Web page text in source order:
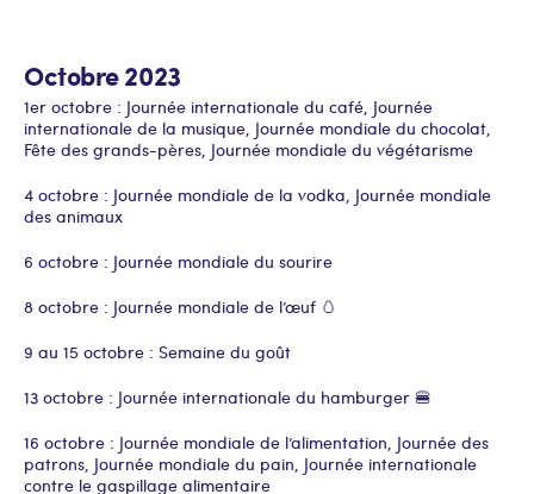
Octobre 2023
1er octobre : Journée internationale du café, Journée
internationale de la musique, Journée mondiale du chocolat,
Fête des grands-pères, Journée mondiale du végétarisme
4 octobre : Journée mondiale de la vodka, Journée mondiale
des animaux
6 octobre : Journée mondiale du sourire
8 octobre : Journée mondiale de l’œuf 🥚
9 au 15 octobre : Semaine du goût
13 octobre : Journée internationale du hamburger 🍔
16 octobre : Journée mondiale de l’alimentation, Journée des
patrons, Journée mondiale du pain, Journée internationale
contre le gaspillage alimentaire